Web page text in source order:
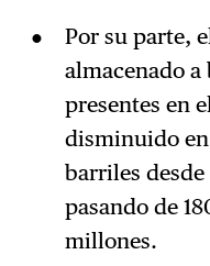
Por su parte,
almacenado
presentes en
disminuido
barriles
pasando de
millones.